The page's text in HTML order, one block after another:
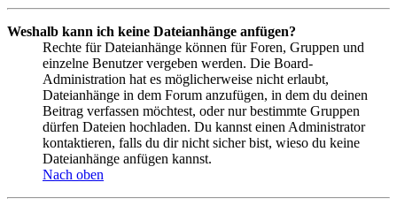
Weshalb kann ich keine Dateianhänge anfügen?
Rechte für Dateianhänge können für Foren, Gruppen und
einzelne Benutzer vergeben werden. Die Board-
Administration hat es möglicherweise nicht erlaubt,
Dateianhänge in dem Forum anzufügen, in dem du deinen
Beitrag verfassen möchtest, oder nur bestimmte Gruppen
dürfen Dateien hochladen. Du kannst einen Administrator
kontaktieren, falls du dir nicht sicher bist, wieso du keine
Dateianhänge anfügen kannst.
Nach oben